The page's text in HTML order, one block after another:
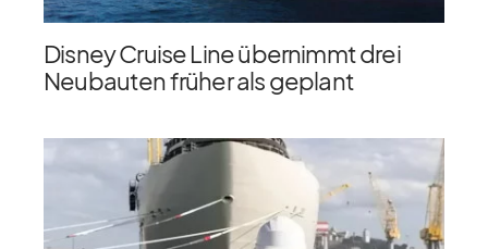
Disney Cruise Line übernimmt drei
Neubauten früher als geplant